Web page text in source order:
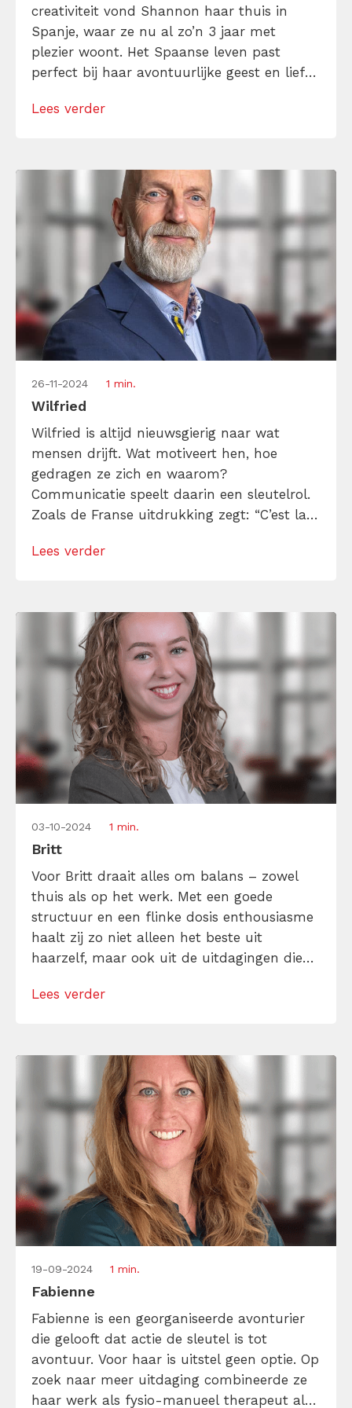
creativiteit vond Shannon haar thuis in
Spanje, waar ze nu al zo’n 3 jaar met
plezier woont. Het Spaanse leven past
perfect bij haar avontuurlijke geest en liefde
nieuwsgierigheid en enthousiasme om te
Shannon […]
Lees verder
26-11-2024 1 min.
Wilfried
Wilfried is altijd nieuwsgierig naar wat
mensen drijft. Wat motiveert hen, hoe
gedragen ze zich en waarom?
Communicatie speelt daarin een sleutelrol.
Zoals de Franse uitdrukking zegt: “C’est la
een boodschap wordt gebracht, maakt het
effectief […]
Lees verder
03-10-2024 1 min.
Britt
Voor Britt draait alles om balans – zowel
thuis als op het werk. Met een goede
structuur en een flinke dosis enthousiasme
haalt zij zo niet alleen het beste uit
haarzelf, maar ook uit de uitdagingen die
als office- en accountmanager niet alleen
Lees verder
19-09-2024 1 min.
Fabienne
Fabienne is een georganiseerde avonturier
die gelooft dat actie de sleutel is tot
avontuur. Voor haar is uitstel geen optie. Op
zoek naar meer uitdaging combineerde ze
haar werk als fysio-manueel therapeut al